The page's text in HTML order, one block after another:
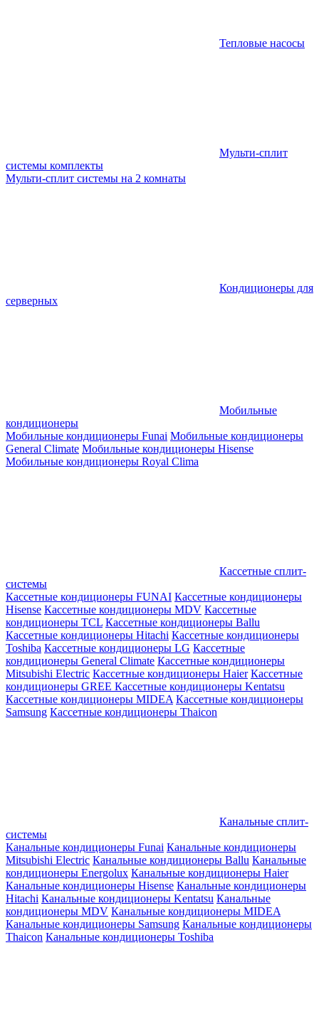
Тепловые насосы
Мульти-сплит
системы комплекты
Мульти-сплит системы на 2 комнаты
Кондиционеры для
серверных
Мобильные
кондиционеры
Мобильные кондиционеры Funai Мобильные кондиционеры
General Climate Мобильные кондиционеры Hisense
Мобильные кондиционеры Royal Clima
Кассетные сплит-
системы
Кассетные кондиционеры FUNAI Кассетные кондиционеры
Hisense Кассетные кондиционеры MDV Кассетные
кондиционеры TCL Кассетные кондиционеры Ballu
Кассетные кондиционеры Hitachi Кассетные кондиционеры
Toshiba Кассетные кондиционеры LG Кассетные
кондиционеры General Climate Кассетные кондиционеры
Mitsubishi Electric Кассетные кондиционеры Haier Кассетные
кондиционеры GREE Кассетные кондиционеры Kentatsu
Кассетные кондиционеры MIDEA Кассетные кондиционеры
Samsung Кассетные кондиционеры Thaicon
Канальные сплит-
системы
Канальные кондиционеры Funai Канальные кондиционеры
Mitsubishi Electric Канальные кондиционеры Ballu Канальные
кондиционеры Energolux Канальные кондиционеры Haier
Канальные кондиционеры Hisense Канальные кондиционеры
Hitachi Канальные кондиционеры Kentatsu Канальные
кондиционеры MDV Канальные кондиционеры MIDEA
Канальные кондиционеры Samsung Канальные кондиционеры
Thaicon Канальные кондиционеры Toshiba